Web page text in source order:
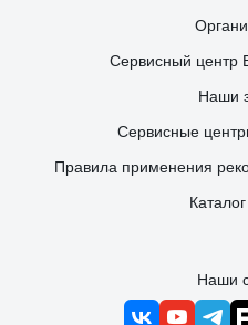
Сервисный центр
Наши
Сервисные
Правила применения
Наши